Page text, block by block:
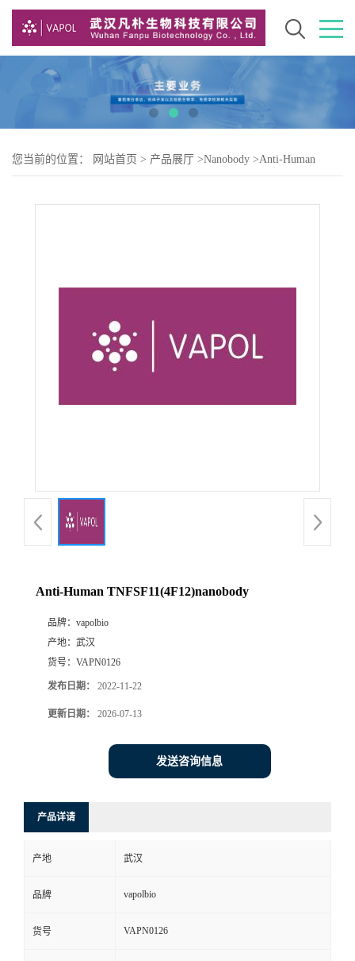
您当前的位置： 网站首页 > 产品展厅 >Nanobody >Anti-Human
Anti-Human TNFSF11(4F12)nanobody
品牌： vapolbio
产地： 武汉
货号： VAPN0126
发布日期： 2022-11-22
更新日期： 2026-07-13
发送咨询信息
产品详请
产地 武汉
品牌 vapolbio
货号 VAPN0126